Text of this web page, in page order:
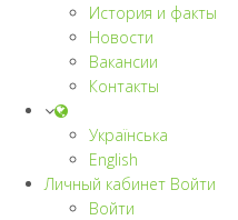
История и факты
Новости
Вакансии
Контакты
Українська
English
Личный кабинет Войти
Войти